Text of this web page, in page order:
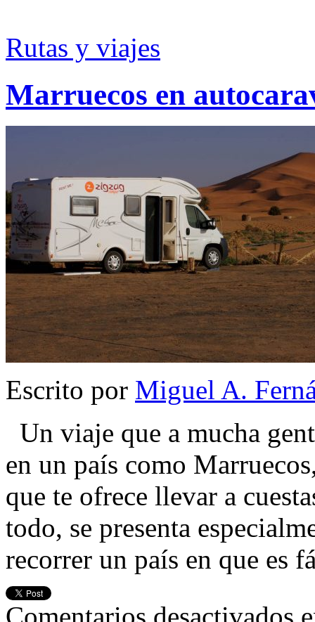
Rutas y viajes
Marruecos en
Escrito por Miguel A.
Un viaje que a mucha
en un país como
que te ofrece llevar a
todo, se presenta
recorrer un país en que es
Comentarios desactivados